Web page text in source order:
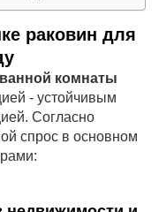
раковин для
комнаты
- устойчивым
Согласно
спрос в основном